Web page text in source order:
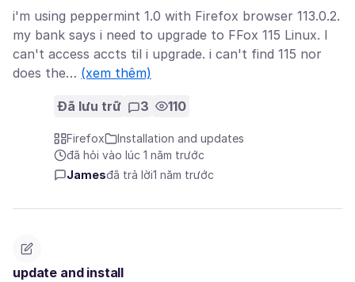
i'm using peppermint 1.0 with Firefox browser 113.0.2.
my bank says i need to upgrade to FFox 115 Linux. I
can't access accts til i upgrade. i can't find 115 nor
does the… (xem thêm)
Đã lưu trữ 3 110
Firefox
Installation and updates
đã hỏi vào lúc 1 năm trước
Jamesđã trả lời1 năm trước
update and install